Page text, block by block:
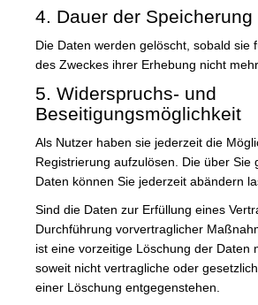
4. Dauer der Speicherung
Die Daten werden gelöscht, sobald sie
des Zweckes ihrer Erhebung nicht
5. Widerspruchs- und
Beseitigungsmöglichkeit
Als Nutzer haben sie jederzeit die
Registrierung aufzulösen. Die über Sie
Daten können Sie jederzeit abändern
Sind die Daten zur Erfüllung eines
Durchführung vorvertraglicher
ist eine vorzeitige Löschung der Daten
soweit nicht vertragliche oder
einer Löschung entgegenstehen.